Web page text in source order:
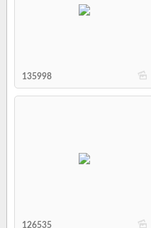
b
135998
b
126535